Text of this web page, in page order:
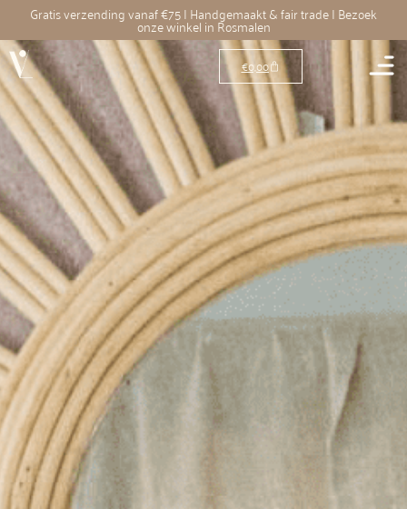
Gratis verzending vanaf €75 | Handgemaakt & fair trade | Bezoek
onze winkel in Rosmalen
€0,00